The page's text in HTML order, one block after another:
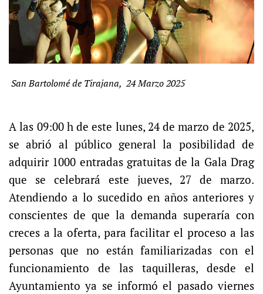
San Bartolomé de Tirajana, 24 Marzo 2025
A las 09:00 h de este lunes, 24 de marzo de 2025,
se abrió al público general la posibilidad de
adquirir 1000 entradas gratuitas de la Gala Drag
que se celebrará este jueves, 27 de marzo.
Atendiendo a lo sucedido en años anteriores y
conscientes de que la demanda superaría con
creces a la oferta, para facilitar el proceso a las
personas que no están familiarizadas con el
funcionamiento de las taquilleras, desde el
Ayuntamiento ya se informó el pasado viernes